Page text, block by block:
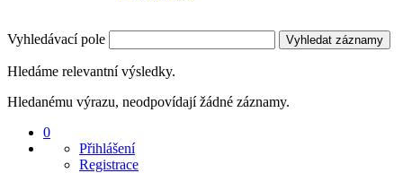
Vyhledávací pole Vyhledat záznamy
Hledáme relevantní výsledky.
Hledanému výrazu, neodpovídají žádné záznamy.
0
Přihlášení
Registrace